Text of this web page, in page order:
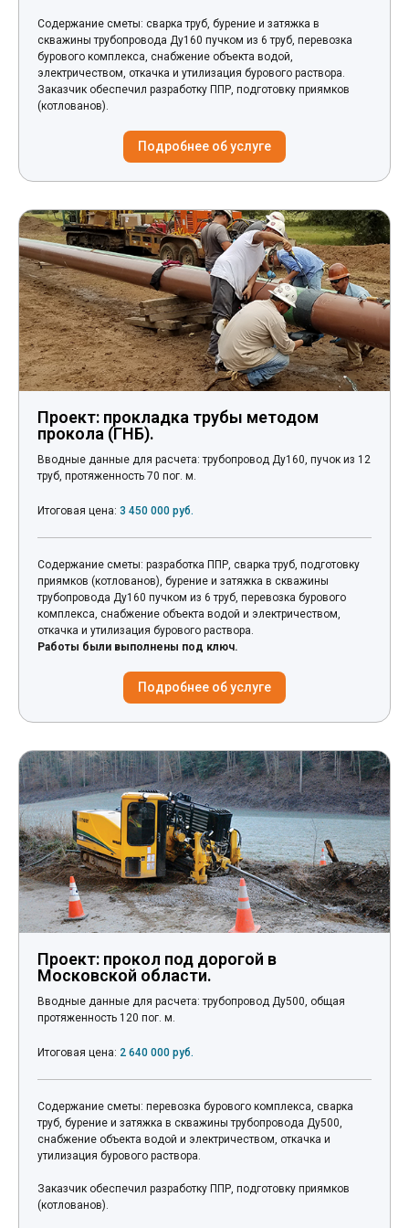
Содержание сметы: сварка труб, бурение и затяжка в
скважины трубопровода Ду160 пучком из 6 труб, перевозка
бурового комплекса, снабжение объекта водой,
электричеством, откачка и утилизация бурового раствора.
Заказчик обеспечил разработку ППР, подготовку приямков
(котлованов).
Подробнее об услуге
Проект: прокладка трубы методом
прокола (ГНБ).
Вводные данные для расчета: трубопровод Ду160, пучок из 12
труб, протяженность 70 пог. м.
Итоговая цена: 3 450 000 руб.
Содержание сметы: разработка ППР, сварка труб, подготовку
приямков (котлованов), бурение и затяжка в скважины
трубопровода Ду160 пучком из 6 труб, перевозка бурового
комплекса, снабжение объекта водой и электричеством,
откачка и утилизация бурового раствора.
Работы были выполнены под ключ.
Подробнее об услуге
Проект: прокол под дорогой в
Московской области.
Вводные данные для расчета: трубопровод Ду500, общая
протяженность 120 пог. м.
Итоговая цена: 2 640 000 руб.
Содержание сметы: перевозка бурового комплекса, сварка
труб, бурение и затяжка в скважины трубопровода Ду500,
снабжение объекта водой и электричеством, откачка и
утилизация бурового раствора.
Заказчик обеспечил разработку ППР, подготовку приямков
(котлованов).